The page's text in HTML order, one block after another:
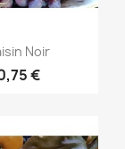
rapide
Noir
€